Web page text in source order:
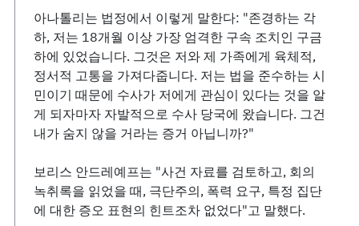
아나톨리는 법정에서 이렇게 말한다: "존경하는 각
하, 저는 18개월 이상 가장 엄격한 구속 조치인 구금
하에 있었습니다. 그것은 저와 제 가족에게 육체적,
정서적 고통을 가져다줍니다. 저는 법을 준수하는 시
민이기 때문에 수사가 저에게 관심이 있다는 것을 알
게 되자마자 자발적으로 수사 당국에 왔습니다. 그건
내가 숨지 않을 거라는 증거 아닙니까?"
보리스 안드레예프는 "사건 자료를 검토하고, 회의
녹취록을 읽었을 때, 극단주의, 폭력 요구, 특정 집단
에 대한 증오 표현의 힌트조차 없었다"고 말했다.